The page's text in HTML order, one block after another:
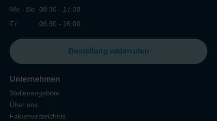
Mo - Do
08:30 - 17:30
Fr
08:30 - 16:00
Bestellung widerrufen
Unternehmen
Stellenangebote
Über uns
Faktenverzeichnis